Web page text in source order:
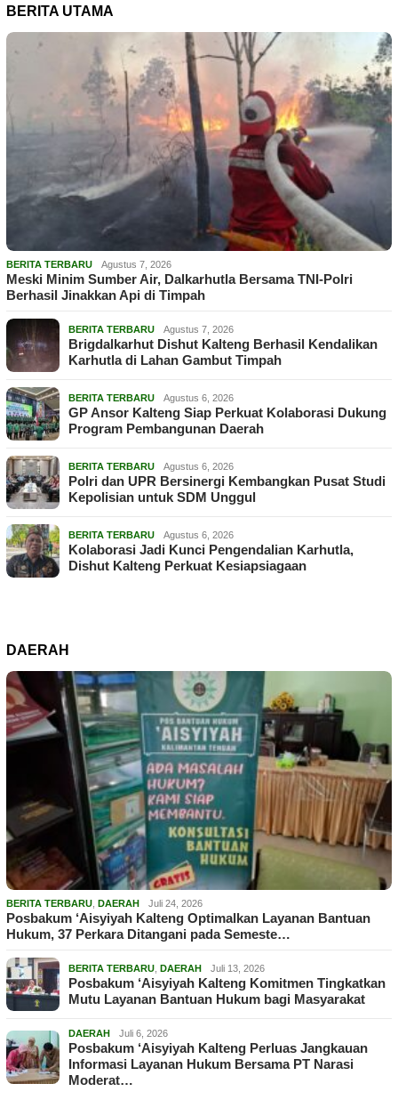
BERITA UTAMA
BERITA TERBARU Agustus 7, 2026
Meski Minim Sumber Air, Dalkarhutla Bersama TNI-Polri
Berhasil Jinakkan Api di Timpah
BERITA TERBARU Agustus 7, 2026
Brigdalkarhut Dishut Kalteng Berhasil Kendalikan
Karhutla di Lahan Gambut Timpah
BERITA TERBARU Agustus 6, 2026
GP Ansor Kalteng Siap Perkuat Kolaborasi Dukung
Program Pembangunan Daerah
BERITA TERBARU Agustus 6, 2026
Polri dan UPR Bersinergi Kembangkan Pusat Studi
Kepolisian untuk SDM Unggul
BERITA TERBARU Agustus 6, 2026
Kolaborasi Jadi Kunci Pengendalian Karhutla,
Dishut Kalteng Perkuat Kesiapsiagaan
DAERAH
BERITA TERBARU DAERAH Juli 24, 2026
Posbakum ‘Aisyiyah Kalteng Optimalkan Layanan Bantuan
Hukum, 37 Perkara Ditangani pada Semeste…
BERITA TERBARU DAERAH Juli 13, 2026
Posbakum ‘Aisyiyah Kalteng Komitmen Tingkatkan
Mutu Layanan Bantuan Hukum bagi Masyarakat
DAERAH Juli 6, 2026
Posbakum ‘Aisyiyah Kalteng Perluas Jangkauan
Informasi Layanan Hukum Bersama PT Narasi
Moderat…